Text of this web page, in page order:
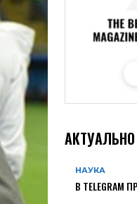
АКТУАЛЬНО
НАУКА
В